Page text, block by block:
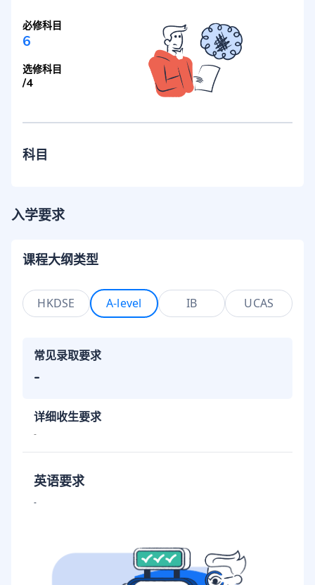
必修科目
6
选修科目
/4
科目
入学要求
课程大纲类型
HKDSE A-level IB UCAS
常见录取要求
-
详细收生要求
-
英语要求
-